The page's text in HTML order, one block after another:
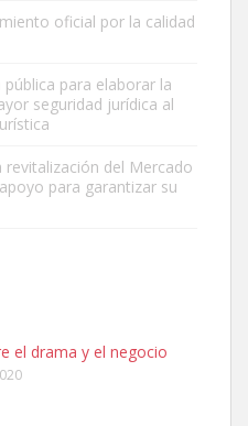
calle hace menos de un mes,
oficial por la calidad
para elaborar la
seguridad jurídica al
del Mercado
para garantizar su
el drama y el negocio